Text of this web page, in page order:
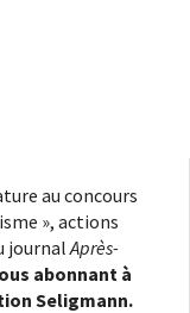
au concours
», actions
journal Après-
abonnant à
Seligmann.